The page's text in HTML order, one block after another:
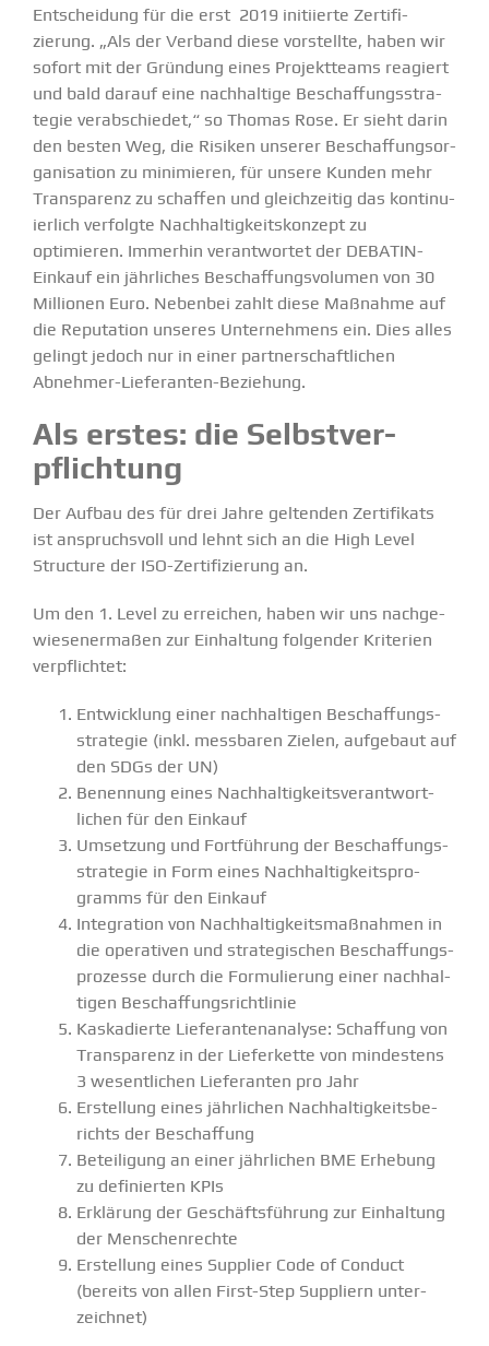
Entscheidung für die erst 2019 initi­ierte Zerti­fi­
zierung. „Als der Verband diese vorstellte, haben wir
sofort mit der Gründung eines Projekt­teams reagiert
und bald darauf eine nachhaltige Beschaf­fungs­stra­
tegie verab­schiedet,“ so Thomas Rose. Er sieht darin
den besten Weg, die Risiken unserer Beschaf­fungs­or­
ga­ni­sation zu minimieren, für unsere Kunden mehr
Trans­parenz zu schaffen und gleich­zeitig das konti­nu­
ierlich verfolgte Nachhal­tig­keits­konzept zu
optimieren. Immerhin verant­wortet der DEBATIN-
Einkauf ein jährliches Beschaf­fungs­vo­lumen von 30
Millionen Euro. Nebenbei zahlt diese Maßnahme auf
die Reputation unseres Unter­nehmens ein. Dies alles
gelingt jedoch nur in einer partner­schaft­lichen
Abnehmer-Liefe­ranten-Beziehung.
Als erstes: die Selbst­ver­
pflichtung
Der Aufbau des für drei Jahre geltenden Zerti­fikats
ist anspruchsvoll und lehnt sich an die High Level
Structure der ISO-Zerti­­fi­­zierung an.
Um den 1. Level zu erreichen, haben wir uns nachge­
wie­se­ner­maßen zur Einhaltung folgender Kriterien
verpflichtet:
Entwicklung einer nachhal­tigen Beschaf­fungs­
stra­tegie (inkl. messbaren Zielen, aufgebaut auf
den SDGs der UN)
Benennung eines Nachhal­tig­keits­ver­ant­wort­
lichen für den Einkauf
Umsetzung und Fortführung der Beschaf­fungs­
stra­tegie in Form eines Nachhal­tig­keits­pro­
gramms für den Einkauf
Integration von Nachhal­tig­keits­maß­nahmen in
die opera­tiven und strate­gi­schen Beschaf­fungs­
pro­zesse durch die Formu­lierung einer nachhal­
tigen Beschaf­fungs­richt­linie
Kaska­dierte Liefe­ran­ten­analyse: Schaffung von
Trans­parenz in der Liefer­kette von mindestens
3 wesent­lichen Liefe­ranten pro Jahr
Erstellung eines jährlichen Nachhal­tig­keits­be­
richts der Beschaffung
Betei­ligung an einer jährlichen BME Erhebung
zu definierten KPIs
Erklärung der Geschäfts­führung zur Einhaltung
der Menschen­rechte
Erstellung eines Supplier Code of Conduct
(bereits von allen First-Step Suppliern unter­
zeichnet)